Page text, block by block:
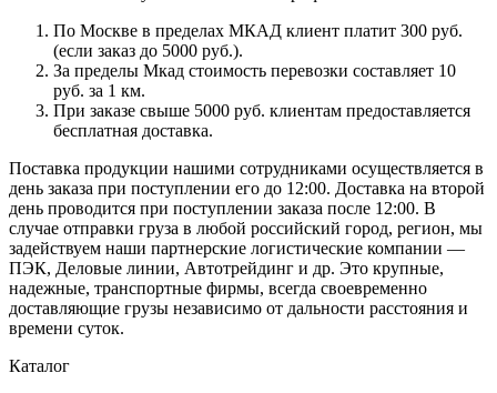
По Москве в пределах МКАД клиент платит 300 руб.
(если заказ до 5000 руб.).
За пределы Мкад стоимость перевозки составляет 10
руб. за 1 км.
При заказе свыше 5000 руб. клиентам предоставляется
бесплатная доставка.
Поставка продукции нашими сотрудниками осуществляется в
день заказа при поступлении его до 12:00. Доставка на второй
день проводится при поступлении заказа после 12:00. В
случае отправки груза в любой российский город, регион, мы
задействуем наши партнерские логистические компании —
ПЭК, Деловые линии, Автотрейдинг и др. Это крупные,
надежные, транспортные фирмы, всегда своевременно
доставляющие грузы независимо от дальности расстояния и
времени суток.
Каталог